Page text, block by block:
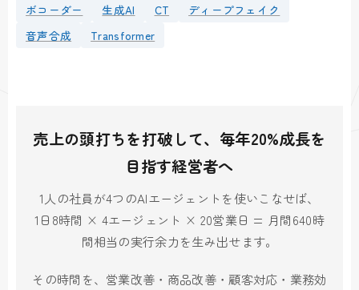
ボコーダー 生成AI CT
ディープフェイク
音声合成
Transformer
売上の頭打ちを打破して、毎年20%成長を
目指す経営者へ
1人の社員が4つのAIエージェントを使いこなせば、
1日8時間 × 4エージェント × 20営業日 = 月間640時
間相当の実行余力を生み出せます。
その時間を、営業改善・商品改善・顧客対応・業務効